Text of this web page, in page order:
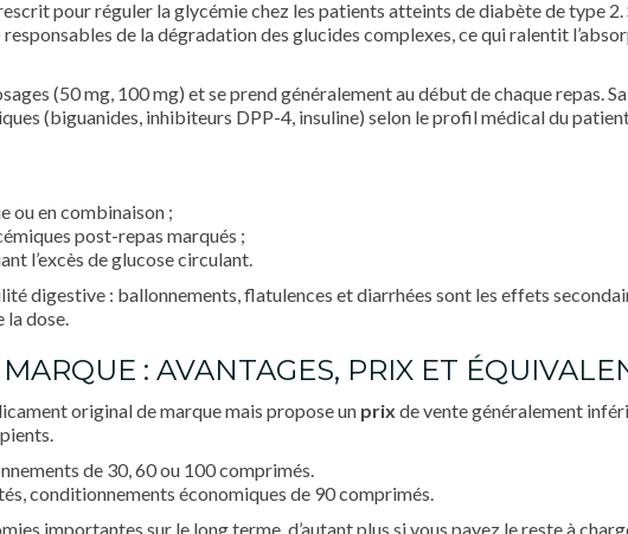
pour réguler la glycémie chez les patients atteints de diabète de type 2.
de la dégradation des glucides complexes, ce qui ralentit
(50 mg, 100 mg) et se prend généralement au début de chaque repas.
(biguanides, inhibiteurs DPP-4, insuline) selon le profil médical du
ou en combinaison ;
post-repas marqués ;
l’excès de glucose circulant.
digestive : ballonnements, flatulences et diarrhées sont les effets
la dose.
: AVANTAGES, PRIX ET
original de marque mais propose un prix de vente généralement
de 30, 60 ou 100 comprimés.
conditionnements économiques de 90 comprimés.
importantes sur le long terme, d’autant plus si vous payez le reste à